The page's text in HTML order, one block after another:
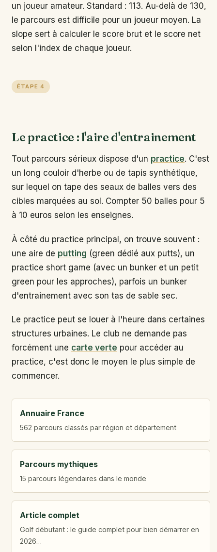
un joueur amateur. Standard : 113. Au-delà de 130,
le parcours est difficile pour un joueur moyen. La
slope sert à calculer le score brut et le score net
selon l'index de chaque joueur.
ÉTAPE 4
Le practice : l'aire d'entrainement
Tout parcours sérieux dispose d'un practice. C'est
un long couloir d'herbe ou de tapis synthétique,
sur lequel on tape des seaux de balles vers des
cibles marquées au sol. Compter 50 balles pour 5
à 10 euros selon les enseignes.
À côté du practice principal, on trouve souvent :
une aire de putting (green dédié aux putts), un
practice short game (avec un bunker et un petit
green pour les approches), parfois un bunker
d'entrainement avec son tas de sable sec.
Le practice peut se louer à l'heure dans certaines
structures urbaines. Le club ne demande pas
forcément une carte verte pour accéder au
practice, c'est donc le moyen le plus simple de
commencer.
Annuaire France
562 parcours classés par région et département
Parcours mythiques
15 parcours légendaires dans le monde
Article complet
Golf débutant : le guide complet pour bien démarrer en
2026…